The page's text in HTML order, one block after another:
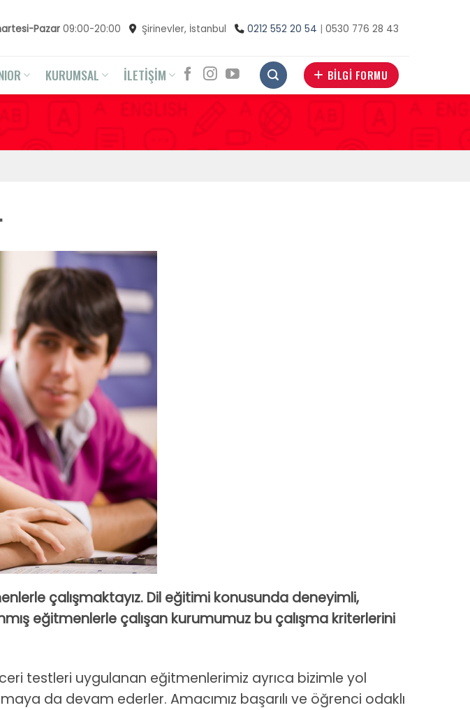
Pazar 09:00-20:00 Şirinevler, İstanbul 0212 552 20 54 | 0530 776 28 43
KURUMSAL İLETİŞİM BİLGİ FORMU
çalışmaktayız. Dil eğitimi konusunda deneyimli,
eğitmenlerle çalışan kurumumuz bu çalışma kriterlerini
testleri uygulanan eğitmenlerimiz ayrıca bizimle yol
da devam ederler. Amacımız başarılı ve öğrenci odaklı